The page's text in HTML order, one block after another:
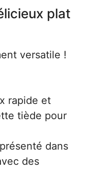
plat
versatile !
rapide et
tiède pour
dans
des